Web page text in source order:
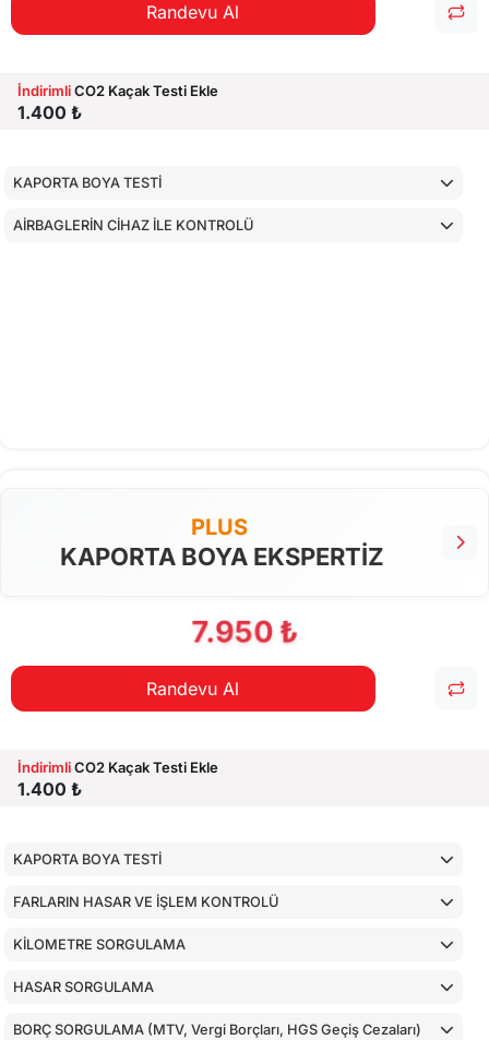
Randevu Al
İndirimliCO2 Kaçak Testi Ekle
1.400 ₺
KAPORTA BOYA TESTİ
AİRBAGLERİN CİHAZ İLE KONTROLÜ
PLUS
KAPORTA BOYA EKSPERTİZ
7.950 ₺
Randevu Al
İndirimliCO2 Kaçak Testi Ekle
1.400 ₺
KAPORTA BOYA TESTİ
FARLARIN HASAR VE İŞLEM KONTROLÜ
KİLOMETRE SORGULAMA
HASAR SORGULAMA
BORÇ SORGULAMA (MTV, Vergi Borçları, HGS Geçiş Cezaları)